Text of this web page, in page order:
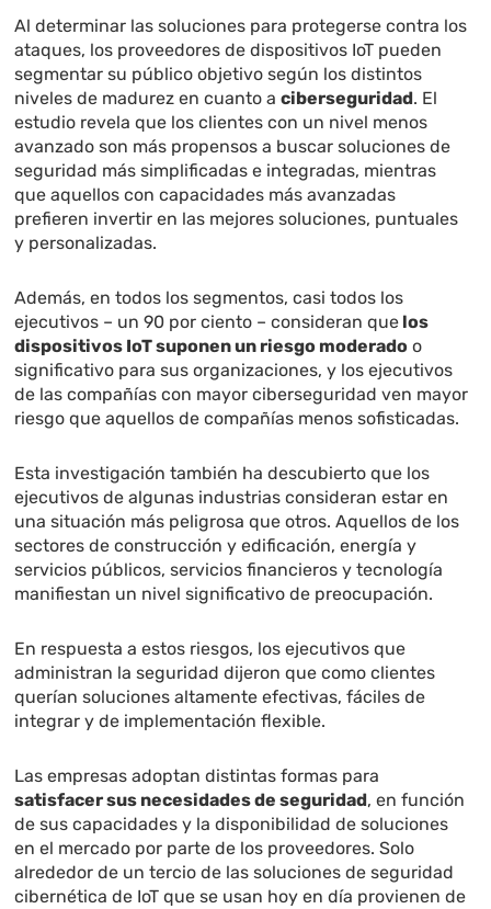
Al determinar las soluciones para protegerse contra los
ataques, los proveedores de dispositivos IoT pueden
segmentar su público objetivo según los distintos
niveles de madurez en cuanto aciberseguridad. El
estudio revela que los clientes con un nivel menos
avanzado son más propensos a buscar soluciones de
seguridad más simplificadas e integradas, mientras
que aquellos con capacidades más avanzadas
prefieren invertir en las mejores soluciones, puntuales
y personalizadas.
Además, en todos los segmentos, casi todos los
ejecutivos – un 90 por ciento – consideran que los
dispositivos IoT suponen un riesgo moderado o
significativo para sus organizaciones, y los ejecutivos
de las compañías con mayor ciberseguridad ven mayor
riesgo que aquellos de compañías menos sofisticadas.
Esta investigación también ha descubierto que los
ejecutivos de algunas industrias consideran estar en
una situación más peligrosa que otros. Aquellos de los
sectores de construcción y edificación, energía y
servicios públicos, servicios financieros y tecnología
manifiestan un nivel significativo de preocupación.
En respuesta a estos riesgos, los ejecutivos que
administran la seguridad dijeron que como clientes
querían soluciones altamente efectivas, fáciles de
integrar y de implementación flexible.
Las empresas adoptan distintas formas para
satisfacer sus necesidades de seguridad, en función
de sus capacidades y la disponibilidad de soluciones
en el mercado por parte de los proveedores. Solo
alrededor de un tercio de las soluciones de seguridad
cibernética de IoT que se usan hoy en día provienen de